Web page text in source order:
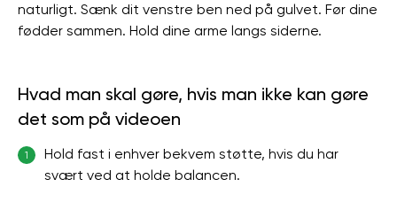
naturligt. Sænk dit venstre ben ned på gulvet. Før dine
fødder sammen. Hold dine arme langs siderne.
Hvad man skal gøre, hvis man ikke kan gøre
det som på videoen
1
Hold fast i enhver bekvem støtte, hvis du har
svært ved at holde balancen.